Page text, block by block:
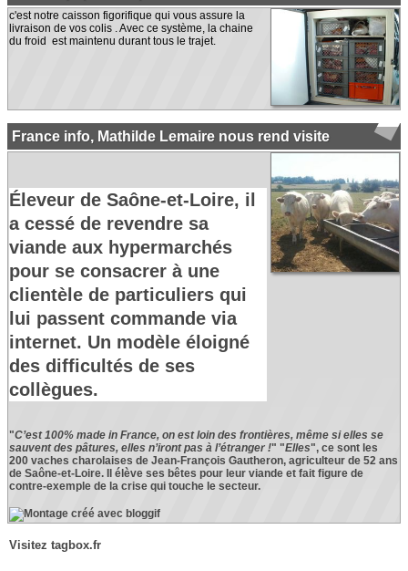
c'est notre caisson figorifique qui vous assure la
livraison de vos colis . Avec ce système, la chaine
du froid est maintenu durant tous le trajet.
France info, Mathilde Lemaire nous rend visite
Éleveur de Saône-et-Loire, il
a cessé de revendre sa
viande aux hypermarchés
pour se consacrer à une
clientèle de particuliers qui
lui passent commande via
internet. Un modèle éloigné
des difficultés de ses
collègues.
"C’est 100% made in France, on est loin des frontières, même si elles se
sauvent des pâtures, elles n’iront pas à l’étranger !" "Elles", ce sont les
200 vaches charolaises de Jean-François Gautheron, agriculteur de 52 ans
de Saône-et-Loire. Il élève ses bêtes pour leur viande et fait figure de
contre-exemple de la crise qui touche le secteur.
Visitez tagbox.fr